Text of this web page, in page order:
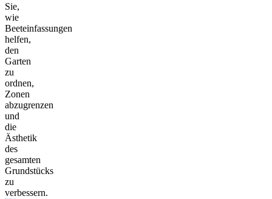
Sie,
wie
Beeteinfassungen
helfen,
den
Garten
zu
ordnen,
Zonen
abzugrenzen
und
die
Ästhetik
des
gesamten
Grundstücks
zu
verbessern.